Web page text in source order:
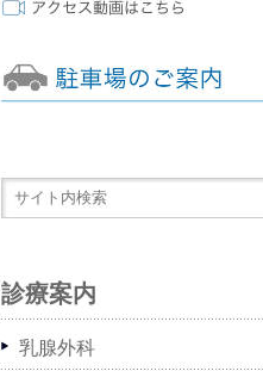
診療案内
乳腺外科